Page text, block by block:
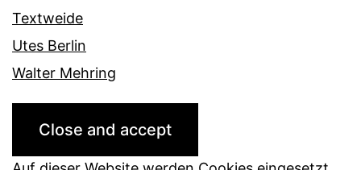
Textweide
Utes Berlin
Walter Mehring